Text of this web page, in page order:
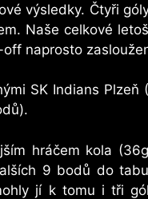
výsledky. Čtyři
Naše celkové
naprosto
SK Indians Plzeň
hráčem kola
9 bodů do
jí k tomu i tři